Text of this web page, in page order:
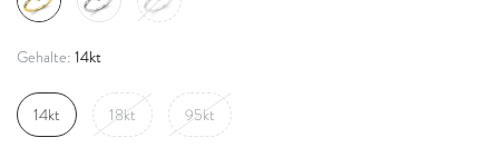
Gehalte: 14kt
14kt 18kt 95kt